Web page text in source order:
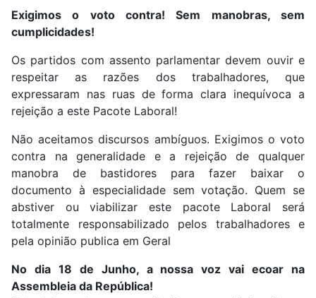
Exigimos o voto contra! Sem manobras, sem
cumplicidades!
Os partidos com assento parlamentar devem ouvir e
respeitar as razões dos trabalhadores, que
expressaram nas ruas de forma clara inequívoca a
rejeição a este Pacote Laboral!
Não aceitamos discursos ambíguos. Exigimos o voto
contra na generalidade e a rejeição de qualquer
manobra de bastidores para fazer baixar o
documento à especialidade sem votação. Quem se
abstiver ou viabilizar este pacote Laboral será
totalmente responsabilizado pelos trabalhadores e
pela opinião publica em Geral
No dia 18 de Junho, a nossa voz vai ecoar na
Assembleia da República!